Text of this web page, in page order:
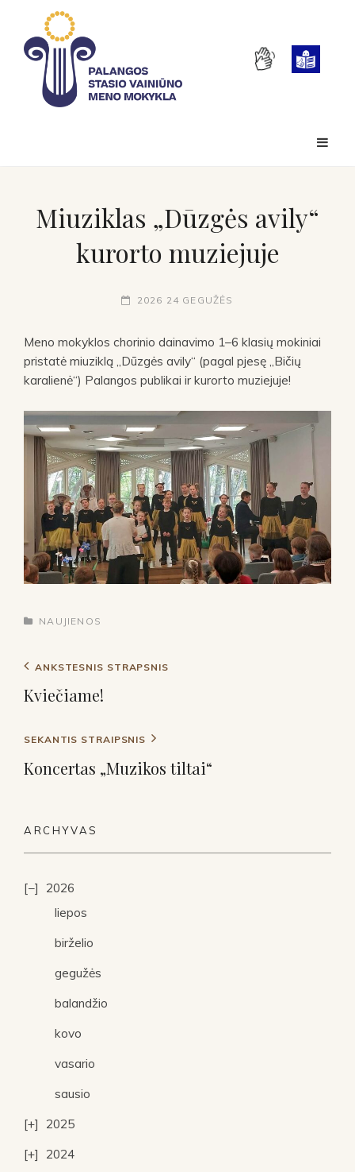
Miuziklas „Dūzgės avily“
kurorto muziejuje
2026 24 GEGUŽĖS
Meno mokyklos chorinio dainavimo 1–6 klasių mokiniai
pristatė miuziklą „Dūzgės avily“ (pagal pjesę „Bičių
karalienė“) Palangos publikai ir kurorto muziejuje!
NAUJIENOS
ANKSTESNIS STRAPSNIS
Kviečiame!
SEKANTIS STRAIPSNIS
Koncertas „Muzikos tiltai“
ARCHYVAS
2026
liepos
birželio
gegužės
balandžio
kovo
vasario
sausio
2025
2024